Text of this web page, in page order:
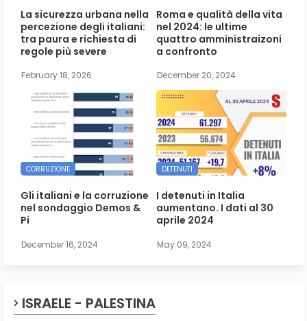
La sicurezza urbana nella
percezione degli italiani:
tra paura e richiesta di
regole più severe
February 18, 2026
Roma e qualità della vita
nel 2024: le ultime
quattro amministraizoni
a confronto
December 20, 2024
CORRUZIONE
Gli italiani e la corruzione
nel sondaggio Demos &
Pi
December 16, 2024
DETENUTI
I detenuti in Italia
aumentano. I dati al 30
aprile 2024
May 09, 2024
ISRAELE - PALESTINA